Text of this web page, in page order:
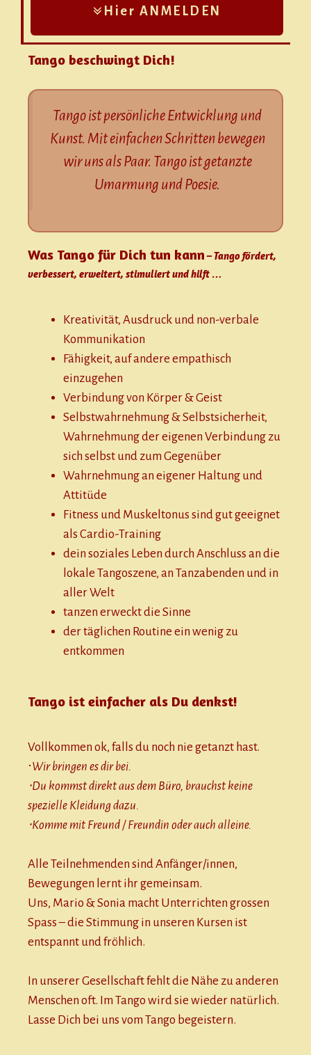
Hier ANMELDEN
Tango beschwingt Dich!
Tango ist persönliche Entwicklung und
Kunst. Mit einfachen Schritten bewegen
wir uns als Paar. Tango ist getanzte
Umarmung und Poesie.
Was Tango für Dich tun kann– Tango fördert,
verbessert, erweitert, stimuliert und hilft …
Kreativität, Ausdruck und non-verbale
Kommunikation
Fähigkeit, auf andere empathisch
einzugehen
Verbindung von Körper & Geist
Selbstwahrnehmung & Selbstsicherheit,
Wahrnehmung der eigenen Verbindung zu
sich selbst und zum Gegenüber
Wahrnehmung an eigener Haltung und
Attitüde
Fitness und Muskeltonus sind gut geeignet
als Cardio-Training
dein soziales Leben durch Anschluss an die
lokale Tangoszene, an Tanzabenden und in
aller Welt
tanzen erweckt die Sinne
der täglichen Routine ein wenig zu
entkommen
Tango ist einfacher als Du denkst!
Vollkommen ok, falls du noch nie getanzt hast.
⋅Wir bringen es dir bei.
⋅Du kommst direkt aus dem Büro, brauchst keine
spezielle Kleidung dazu.
⋅Komme mit Freund / Freundin oder auch alleine.
Alle Teilnehmenden sind Anfänger/innen,
Bewegungen lernt ihr gemeinsam.
Uns, Mario & Sonia macht Unterrichten grossen
Spass – die Stimmung in unseren Kursen ist
entspannt und fröhlich.
In unserer Gesellschaft fehlt die Nähe zu anderen
Menschen oft. Im Tango wird sie wieder natürlich.
Lasse Dich bei uns vom Tango begeistern.